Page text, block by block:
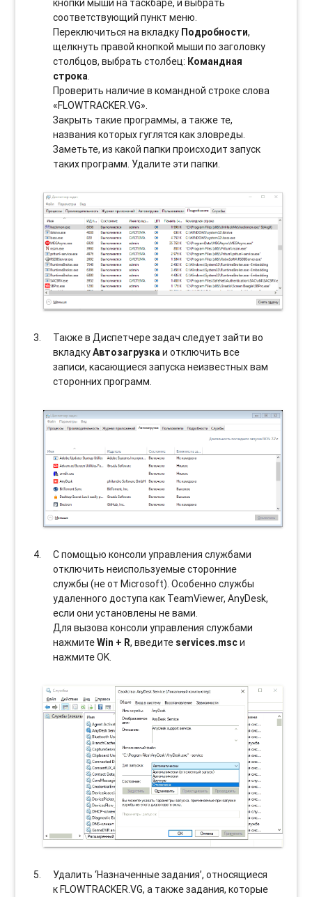
кнопки мыши на таскбаре, и выбрать
соотвeтствующий пункт меню.
Переключиться на вкладку Подробности,
щелкнуть правой кнопкой мыши по заголовку
столбцов, выбрать столбец: Командная
строка.
Проверить наличие в командной строке слова
«FLOWTRACKER.VG».
Закрыть такие программы, а также те,
названия которых гуглятся как зловреды.
Заметьте, из какой папки происходит запуск
таких программ. Удалите эти папки.
Также в Диспетчере задач следует зайти во
вкладкуАвтозагрузкаи отключить все
записи, касающиеся запуска неизвестных вам
сторонних программ.
С помощью консоли управления службами
отключить неиспользуемые сторонние
службы (не от Microsoft). Особенно службы
удаленного доступа как TeamViewer, AnyDesk,
если они установлены не вами.
Для вызова консоли управления службами
нажмитеWin + R, введите services.mscи
нажмите OK.
Удалить ‘Назначенные задания’, относящиеся
к FLOWTRACKER.VG, а также задания, которые